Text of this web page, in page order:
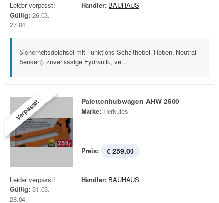
Leider verpasst!
Gültig: 26.03. -
27.04.
Händler: BAUHAUS
Sicherheitsdeichsel mit Funktions-Schalthebel (Heben, Neutral,
Senken), zuverlässige Hydraulik, ve...
Verpasst! Palettenhubwagen AHW 2500
Marke: Herkules
Preis: € 259,00
Leider verpasst!
Gültig: 31.03. -
28.04.
Händler: BAUHAUS